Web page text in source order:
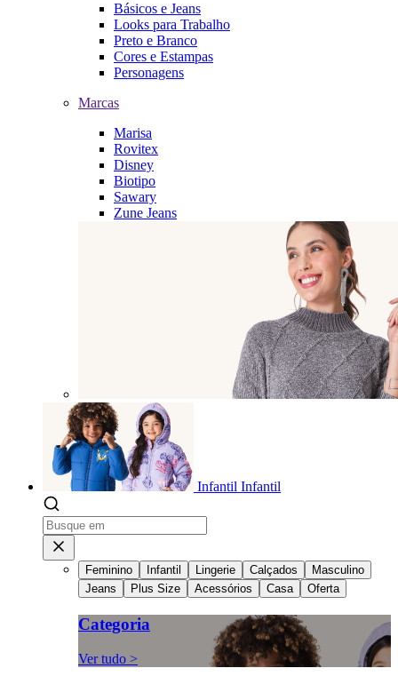
Básicos e Jeans
Looks para Trabalho
Preto e Branco
Cores e Estampas
Personagens
Marcas
Marisa
Rovitex
Disney
Biotipo
Sawary
Zune Jeans
Infantil Infantil
Feminino Infantil Lingerie Calçados
Masculino
Jeans
Plus Size Acessórios Casa Oferta
Categoria
Ver tudo >